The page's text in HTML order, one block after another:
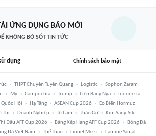
ỨNG DỤNG BÁO MỚI
KHÔNG BỎ SÓT TIN TỨC
dụng Chính sách bảo mật
THPT Chuyên Tuyên Quang Logistic
Sophon Zaram
Mỹ Campuchia Trump Liên Bang Nga
Indonesia
Hội Hạ Tầng ASEAN Cup 2026
Eo Biển Hormuz
Thị
Doanh Nghiệp Tô Lâm Tháo Gỡ
Kim Sang-Sik
Đấu AFF Cup 2026 Bảng Xếp Hạng AFF Cup 2026
Bóng Đá
Đá Việt Nam Thể Thao Lionel Messi
Lamine Yamal